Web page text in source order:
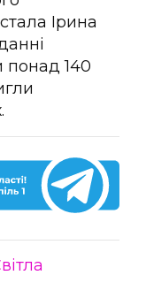
Ірина
понад 140